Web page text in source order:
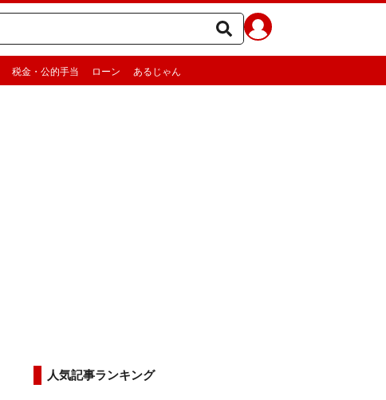
税金・公的手当 ローン あるじゃん
人気記事ランキング